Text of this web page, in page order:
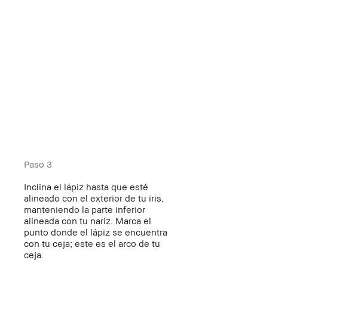
Paso 3
Inclina el lápiz hasta que esté
alineado con el exterior de tu iris,
manteniendo la parte inferior
alineada con tu nariz. Marca el
punto donde el lápiz se encuentra
con tu ceja; este es el arco de tu
ceja.